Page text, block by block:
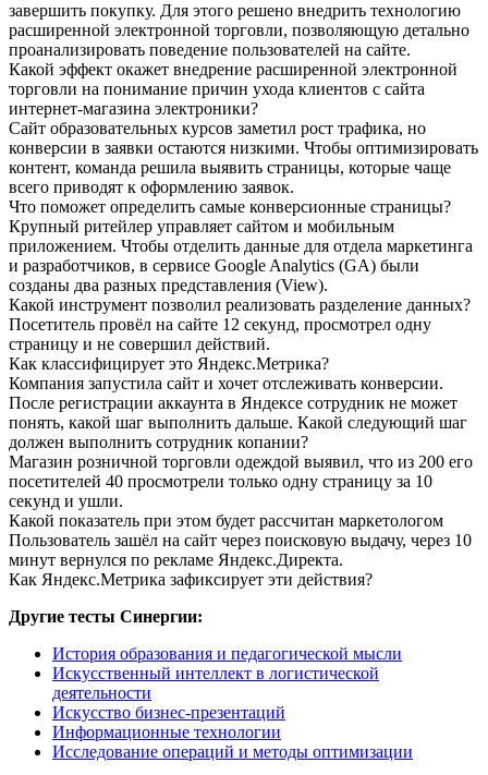
завершить покупку. Для этого решено внедрить технологию
расширенной электронной торговли, позволяющую детально
проанализировать поведение пользователей на сайте.
Какой эффект окажет внедрение расширенной электронной
торговли на понимание причин ухода клиентов с сайта
интернет-магазина электроники?
Сайт образовательных курсов заметил рост трафика, но
конверсии в заявки остаются низкими. Чтобы оптимизировать
контент, команда решила выявить страницы, которые чаще
всего приводят к оформлению заявок.
Что поможет определить самые конверсионные страницы?
Крупный ритейлер управляет сайтом и мобильным
приложением. Чтобы отделить данные для отдела маркетинга
и разработчиков, в сервисе Google Analytics (GA) были
созданы два разных представления (View).
Какой инструмент позволил реализовать разделение данных?
Посетитель провёл на сайте 12 секунд, просмотрел одну
страницу и не совершил действий.
Как классифицирует это Яндекс.Метрика?
Компания запустила сайт и хочет отслеживать конверсии.
После регистрации аккаунта в Яндексе сотрудник не может
понять, какой шаг выполнить дальше. Какой следующий шаг
должен выполнить сотрудник копании?
Магазин розничной торговли одеждой выявил, что из 200 его
посетителей 40 просмотрели только одну страницу за 10
секунд и ушли.
Какой показатель при этом будет рассчитан маркетологом
Пользователь зашёл на сайт через поисковую выдачу, через 10
минут вернулся по рекламе Яндекс.Директа.
Как Яндекс.Метрика зафиксирует эти действия?
Другие тесты Синергии:
История образования и педагогической мысли
Искусственный интеллект в логистической
деятельности
Искусство бизнес-презентаций
Информационные технологии
Исследование операций и методы оптимизации